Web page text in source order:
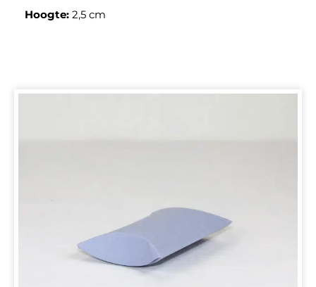
Hoogte: 2,5 cm